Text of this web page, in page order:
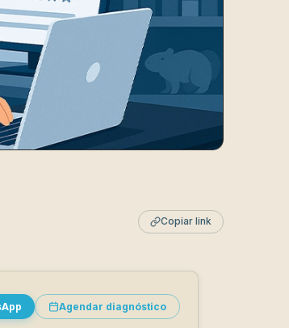
Copiar link
Agendar diagnóstico